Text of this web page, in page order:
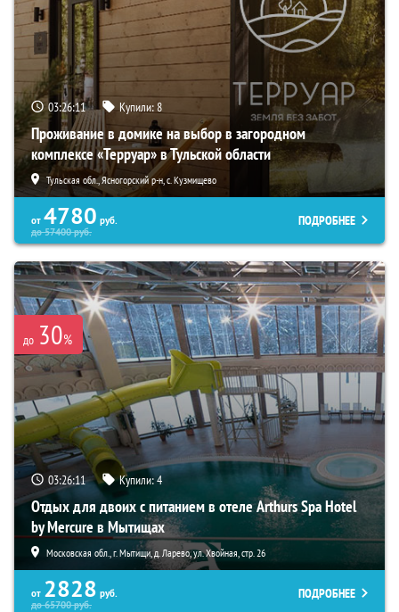
03:26:10 Купили:8
Проживание в домике на выбор в загородном
комплексе «Терруар» в Тульской области
Тульская обл., Ясногорский р-н, с. Кузмищево
от 4780 руб.
до57400руб.
ПОДРОБНЕЕ
до 30%
03:26:10 Купили:4
Отдых для двоих с питанием в отеле Arthurs Spa Hotel
by Mercure в Мытищах
Московская обл., г. Мытищи, д. Ларево, ул. Хвойная, стр. 26
от 2828 руб.
до65700руб.
ПОДРОБНЕЕ